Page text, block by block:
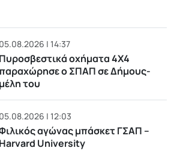
05.08.2026 | 14:37
Πυροσβεστικά οχήματα 4Χ4
ο ΣΠΑΠ σε Δήμους-
μέλη του
05.08.2026 | 12:03
αγώνας μπάσκετ ΓΣΑΠ –
Harvard University